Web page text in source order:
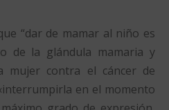
“dar de mamar al niño es
de la glándula mamaria y
mujer contra el cáncer de
en el momento